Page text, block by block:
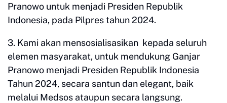
Pranowo untuk menjadi Presiden Republik
Indonesia, pada Pilpres tahun 2024.
3. Kami akan mensosialisasikan kepada seluruh
elemen masyarakat, untuk mendukung Ganjar
Pranowo menjadi Presiden Republik Indonesia
Tahun 2024, secara santun dan elegant, baik
melalui Medsos ataupun secara langsung.